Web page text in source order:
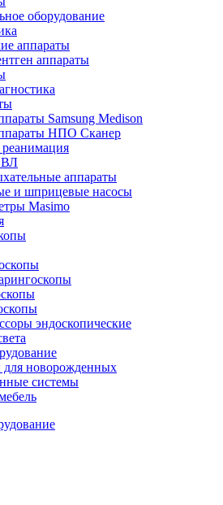
оборудование
аппараты
аппараты
Samsung Medison
НПО Сканер
реанимация
аппараты
и шприцевые насосы
Masimo
эндоскопические
новорожденных
системы